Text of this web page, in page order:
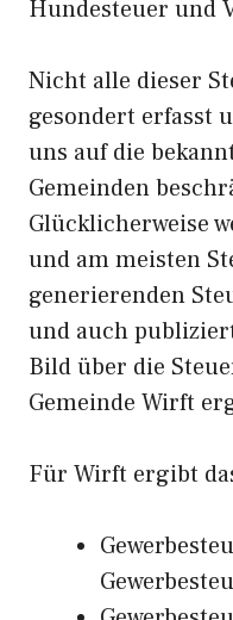
Hundesteuer und
Nicht alle dieser
gesondert erfasst
uns auf die
Gemeinden
Glücklicherweise
und am meisten
generierenden
und auch
Bild über die
Gemeinde Wirft
Für Wirft ergibt